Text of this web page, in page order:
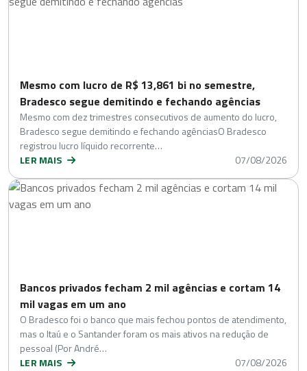
Mesmo com lucro de R$ 13,861 bi no semestre,
Bradesco segue demitindo e fechando agências
Mesmo com dez trimestres consecutivos de aumento do lucro,
Bradesco segue demitindo e fechando agênciasO Bradesco
registrou lucro líquido recorrente…
LER MAIS
07/08/2026
Bancos privados fecham 2 mil agências e cortam 14
mil vagas em um ano
O Bradesco foi o banco que mais fechou pontos de atendimento,
mas o Itaú e o Santander foram os mais ativos na redução de
pessoal (Por André…
LER MAIS
07/08/2026